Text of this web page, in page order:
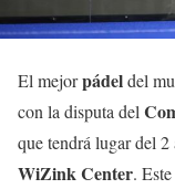
El mejorpádeldel
con la disputa del
que tendrá lugar del
WiZink Center.